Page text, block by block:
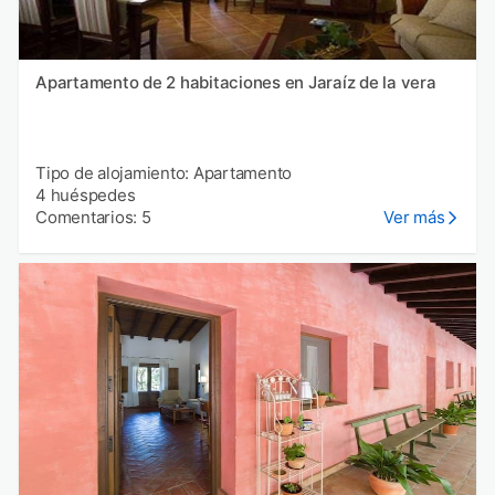
Apartamento de 2 habitaciones en Jaraíz de la vera
Tipo de alojamiento: Apartamento
4 huéspedes
Comentarios: 5
Ver más